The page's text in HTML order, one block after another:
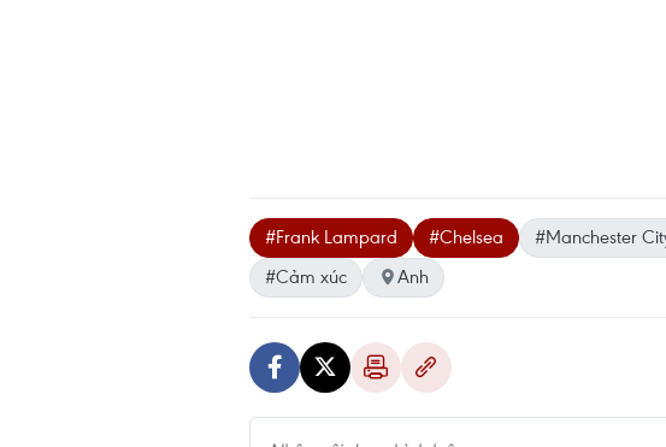
#Frank Lampard #Chelsea #Manchester
#Cảm xúc
Anh